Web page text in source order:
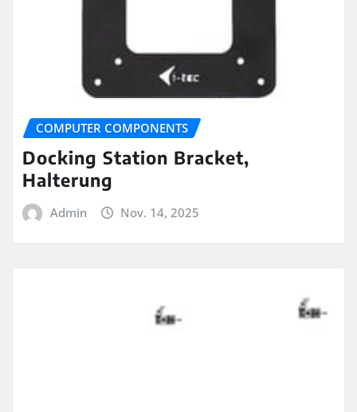
COMPUTER COMPONENTS
Docking Station Bracket,
Halterung
Admin Nov. 14, 2025